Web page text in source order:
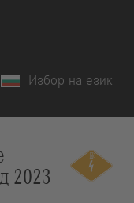
Избор на език
2023